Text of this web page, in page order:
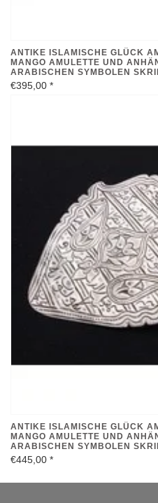
ANTIKE ISLAMISCHE GLÜCK
MANGO AMULETTE UND
ARABISCHEN SYMBOLEN
€395,00 *
ANTIKE ISLAMISCHE GLÜCK
MANGO AMULETTE UND
ARABISCHEN SYMBOLEN
€445,00 *